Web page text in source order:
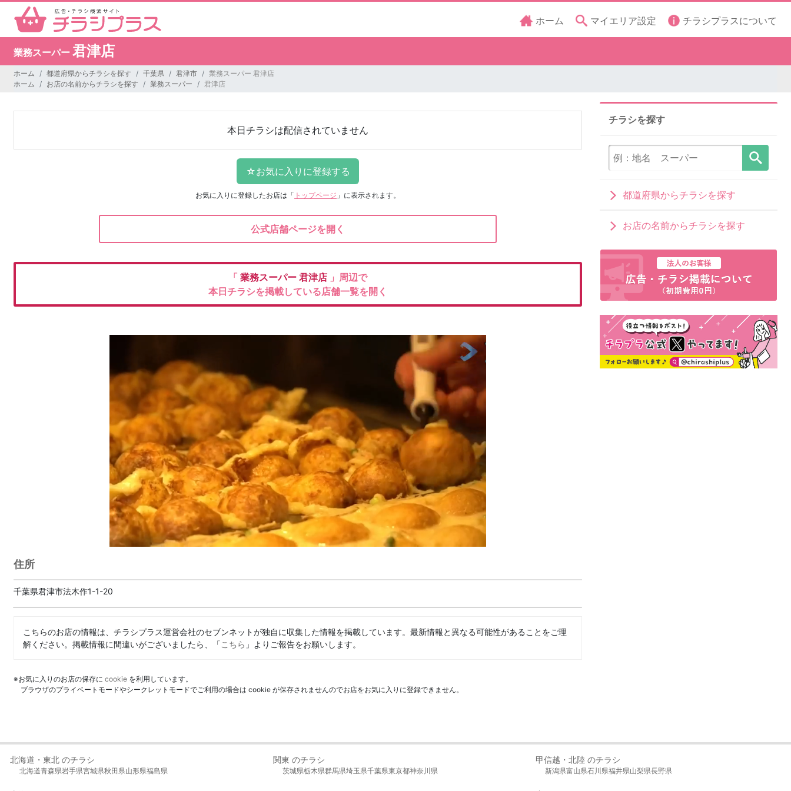
ホーム マイエリア設定 チラシプラスについて
業務スーパー 君津店
ホーム 都道府県からチラシを探す 千葉県 君津市
業務スーパー 君津店
ホーム
お店の名前からチラシを探す 業務スーパー 君津店
本日チラシは配信されていません
お気に入りに登録したお店は 「 トップページ 」に表示されます。
公式店舗ページを開く
「 業務スーパー 君津店 」周辺で
本日チラシを掲載している店舗一覧を開く
住所
千葉県君津市法木作1-1-20
こちらのお店の情報は、チラシプラス運営会社のセブンネットが独自に収集した情報を掲載しています。最新情報と異なる可能性があることをご理
解ください。掲載情報に間違いがございましたら、「こちら 」よりご報告をお願いします。
※お気に入りのお店の保存に cookie を利用しています。
ブラウザのプライベートモードやシークレットモードでご利用の場合は cookie が保存されませんのでお店をお気に入りに登録できません。
チラシを探す
都道府県からチラシを探す
お店の名前からチラシを探す
北海道・東北 のチラシ
北海道青森県岩手県宮城県秋田県山形県福島県
関東 のチラシ
茨城県栃木県群馬県埼玉県千葉県東京都神奈川県
甲信越・北陸 のチラシ
新潟県富山県石川県福井県山梨県長野県